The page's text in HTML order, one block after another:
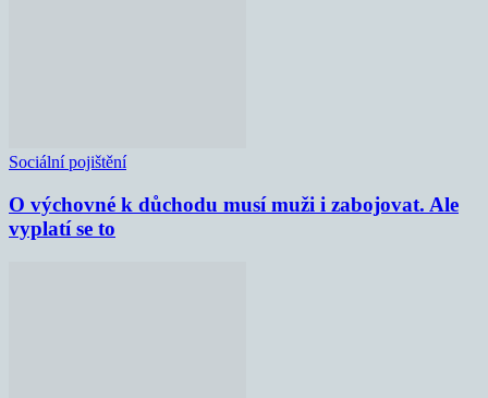
Sociální pojištění
O výchovné k důchodu musí muži i zabojovat. Ale
vyplatí se to